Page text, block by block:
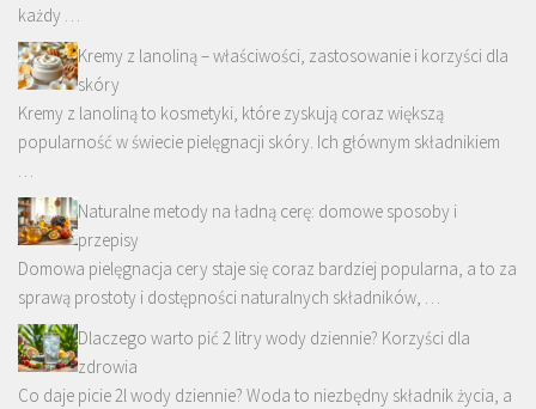
każdy …
Kremy z lanoliną – właściwości, zastosowanie i korzyści dla
skóry
Kremy z lanoliną to kosmetyki, które zyskują coraz większą
popularność w świecie pielęgnacji skóry. Ich głównym składnikiem
…
Naturalne metody na ładną cerę: domowe sposoby i
przepisy
Domowa pielęgnacja cery staje się coraz bardziej popularna, a to za
sprawą prostoty i dostępności naturalnych składników, …
Dlaczego warto pić 2 litry wody dziennie? Korzyści dla
zdrowia
Co daje picie 2l wody dziennie? Woda to niezbędny składnik życia, a